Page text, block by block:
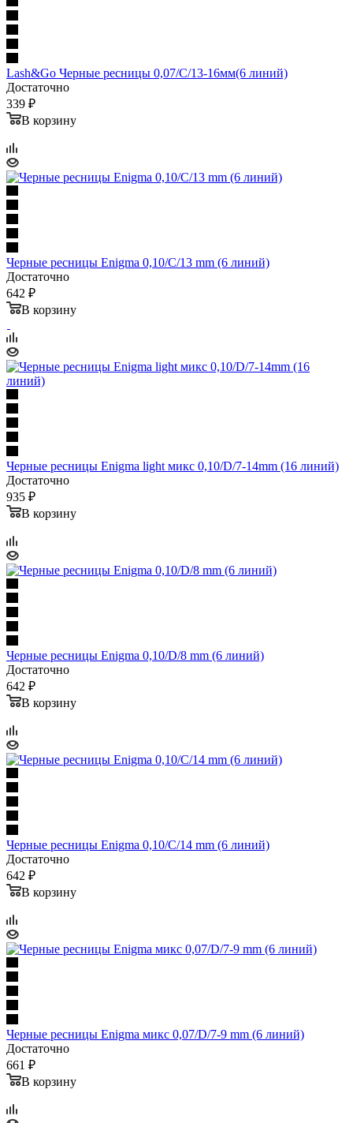
Lash&Go Черные ресницы 0,07/С/13-16мм(6 линий)
Достаточно
339 ₽
В корзину
Черные ресницы Enigma 0,10/С/13 mm (6 линий)
Достаточно
642 ₽
В корзину
Черные ресницы Enigma light микс 0,10/D/7-14mm (16 линий)
Достаточно
935 ₽
В корзину
Черные ресницы Enigma 0,10/D/8 mm (6 линий)
Достаточно
642 ₽
В корзину
Черные ресницы Enigma 0,10/С/14 mm (6 линий)
Достаточно
642 ₽
В корзину
Черные ресницы Enigma микс 0,07/D/7-9 mm (6 линий)
Достаточно
661 ₽
В корзину